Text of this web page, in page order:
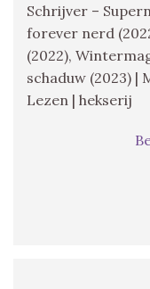
Schrijver –
forever nerd
(2022),
schaduw (2023) |
Lezen | hekserij